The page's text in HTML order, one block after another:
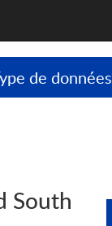
de données
South